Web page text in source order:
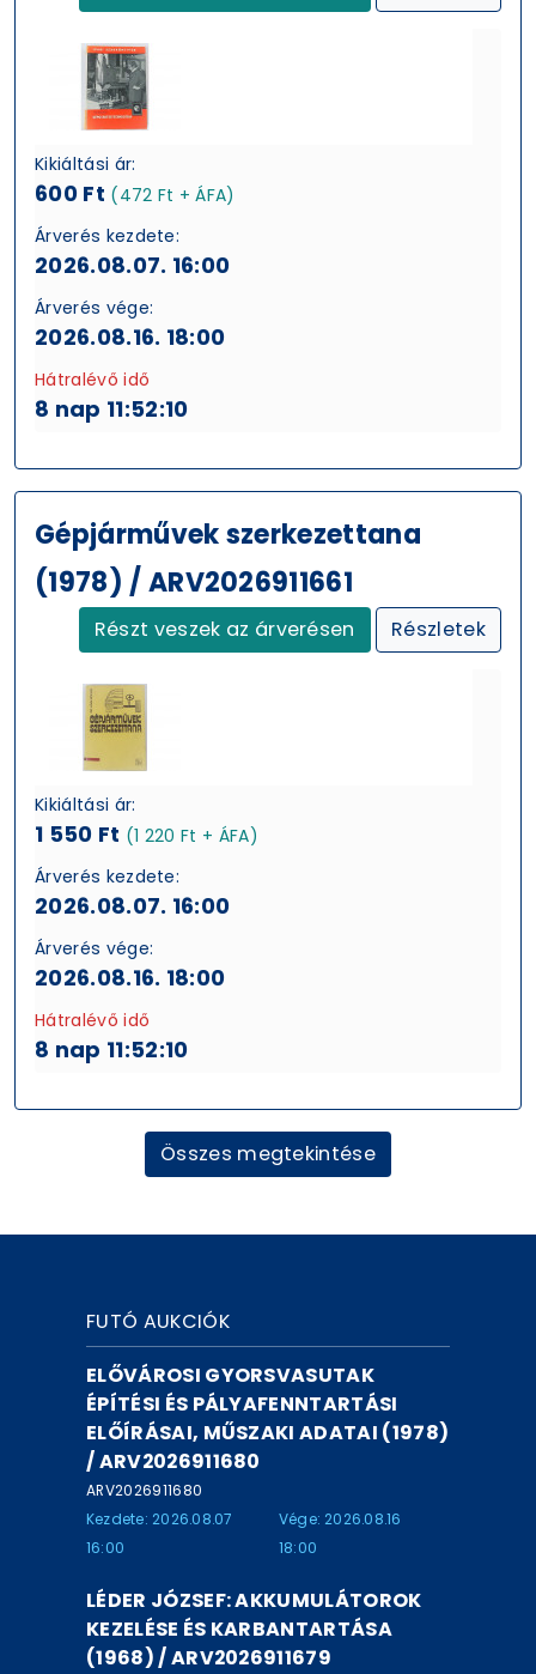
Kikiáltási ár:
600 Ft (472 Ft + ÁFA)
Árverés kezdete:
2026.08.07. 16:00
Árverés vége:
2026.08.16. 18:00
Hátralévő idő
8 nap 11:52:09
Gépjárművek szerkezettana
(1978) / ARV2026911661
Részt veszek az árverésen Részletek
Kikiáltási ár:
1 550 Ft (1 220 Ft + ÁFA)
Árverés kezdete:
2026.08.07. 16:00
Árverés vége:
2026.08.16. 18:00
Hátralévő idő
8 nap 11:52:09
Összes megtekintése
FUTÓ AUKCIÓK
ELŐVÁROSI GYORSVASUTAK
ÉPÍTÉSI ÉS PÁLYAFENNTARTÁSI
ELŐÍRÁSAI, MŰSZAKI ADATAI (1978)
/ ARV2026911680
ARV2026911680
Kezdete: 2026.08.07
16:00
Vége: 2026.08.16
18:00
LÉDER JÓZSEF: AKKUMULÁTOROK
KEZELÉSE ÉS KARBANTARTÁSA
(1968) / ARV2026911679